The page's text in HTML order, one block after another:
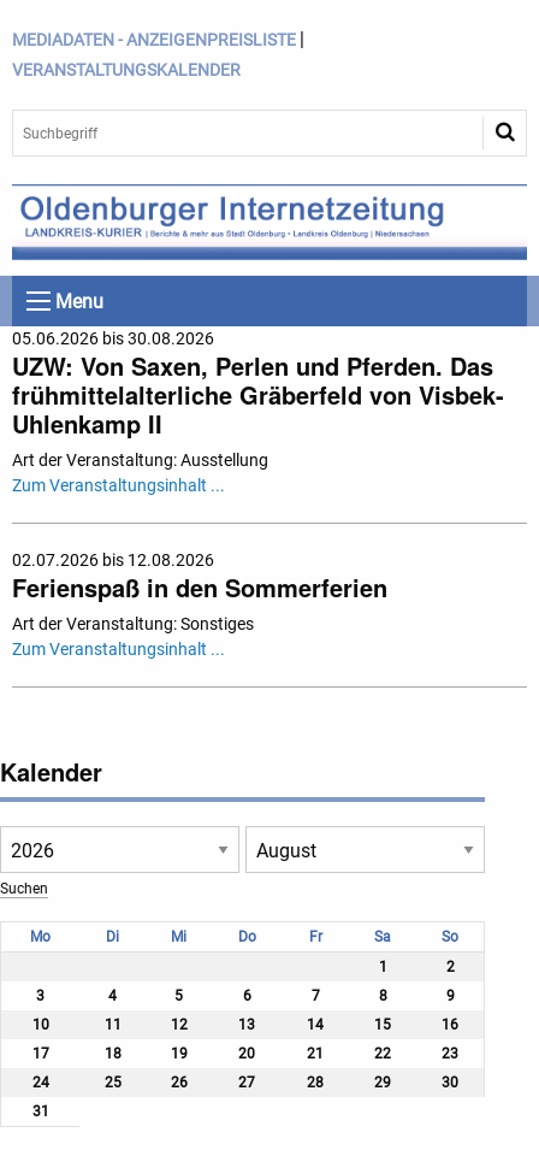
MEDIADATEN - ANZEIGENPREISLISTE |
VERANSTALTUNGSKALENDER
Menu
05.06.2026 bis 30.08.2026
UZW: Von Saxen, Perlen und Pferden. Das
frühmittelalterliche Gräberfeld von Visbek-
Uhlenkamp II
Art der Veranstaltung: Ausstellung
Zum Veranstaltungsinhalt ...
02.07.2026 bis 12.08.2026
Ferienspaß in den Sommerferien
Art der Veranstaltung: Sonstiges
Zum Veranstaltungsinhalt ...
Kalender
Mo Di Mi Do Fr Sa
So
1
2
3
4 5 6 7 8
9
10
11 12 13 14 15
16
17
18 19 20 21 22
23
24
25 26 27 28 29
30
31